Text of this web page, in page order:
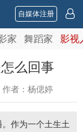
自媒体注册
家 舞蹈家 影视
么回事
者：杨偲婷
作为一个土生土